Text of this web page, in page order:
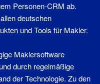
Personen-CRM ab.
deutschen
und Tools für Makler.
Maklersoftware
durch regelmäßige
der Technologie. Zu den